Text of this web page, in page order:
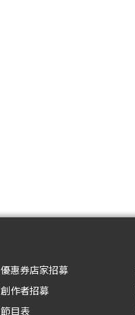
優惠券店家招募
創作者招募
節目表